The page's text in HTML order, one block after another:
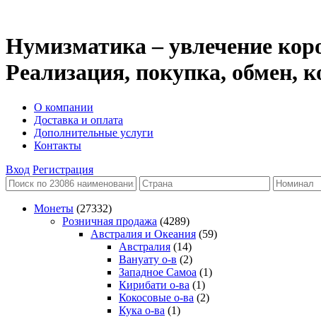
Нумизматика – увлечение
Реализация, покупка, обмен,
О компании
Доставка и оплата
Дополнительные услуги
Контакты
Вход Регистрация
Монеты (27332)
Розничная продажа (4289)
Австралия и Океания (59)
Австралия (14)
Вануату о-в (2)
Западное Самоа (1)
Кирибати о-ва (1)
Кокосовые о-ва (2)
Кука о-ва (1)